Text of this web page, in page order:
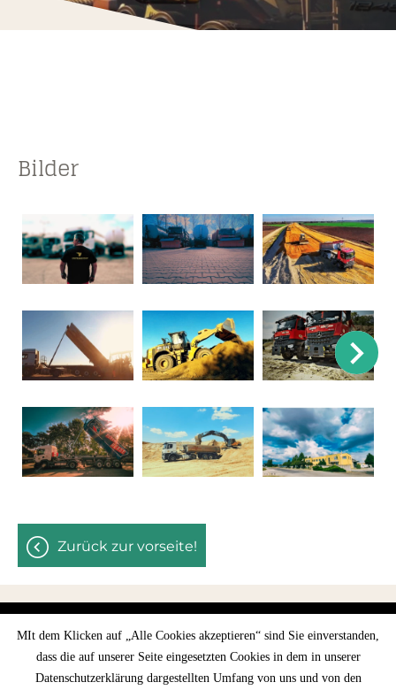
Bilder
zurück zur vorseite!
© 2026 - Minden jog fenntartva
Site Information Datenschutz
MIt dem Klicken auf „Alle Cookies akzeptieren“ sind Sie einverstanden,
dass die auf unserer Seite eingesetzten Cookies in dem in unserer
Datenschutzerklärung dargestellten Umfang von uns und von den